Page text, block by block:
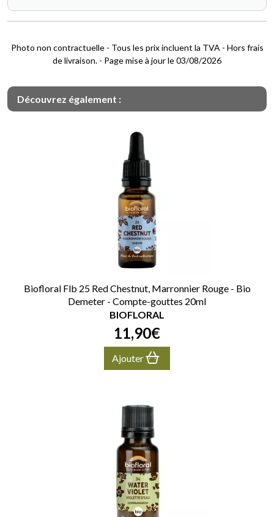
Photo non contractuelle - Tous les prix incluent la TVA - Hors frais
de livraison. - Page mise à jour le 03/08/2026
Découvrez également :
Biofloral Flb 25 Red Chestnut, Marronnier Rouge - Bio
Demeter - Compte-gouttes 20ml
BIOFLORAL
11,90€
Ajouter